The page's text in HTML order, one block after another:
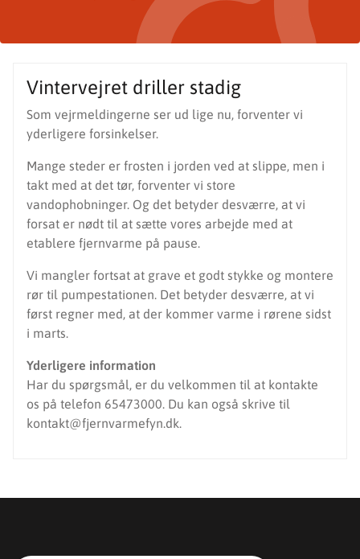
Vintervejret driller stadig
Som vejrmeldingerne ser ud lige nu, forventer vi
yderligere forsinkelser.
Mange steder er frosten i jorden ved at slippe, men i
takt med at det tør, forventer vi store
vandophobninger. Og det betyder desværre, at vi
forsat er nødt til at sætte vores arbejde med at
etablere fjernvarme på pause.
Vi mangler fortsat at grave et godt stykke og montere
rør til pumpestationen. Det betyder desværre, at vi
først regner med, at der kommer varme i rørene sidst
i marts.
Yderligere information
Har du spørgsmål, er du velkommen til at kontakte
os på telefon 65473000. Du kan også skrive til
kontakt@fjernvarmefyn.dk.